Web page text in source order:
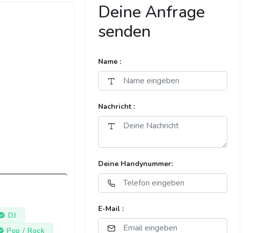
DJ
Pop / Rock
Deine Anfrage
senden
Name :
Nachricht :
Deine Handynummer:
E-Mail :